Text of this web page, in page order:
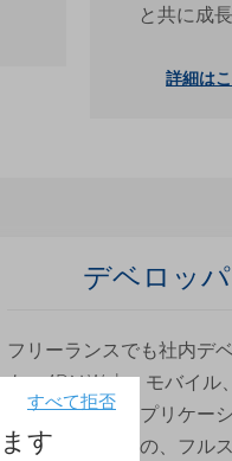
と共に成
詳細は
デベロッ
フリーランスでも社内デ
も。4DはWeb、モバイル
スクトップ用アプリケー
く作成するための、フル
す
すべて拒否